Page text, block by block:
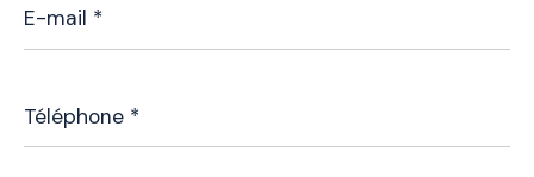
mail
*
*